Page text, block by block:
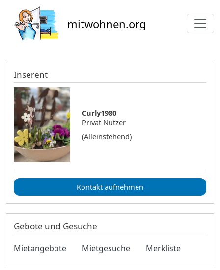
mitwohnen.org
Inserent
Curly1980
Privat Nutzer
(Alleinstehend)
Kontakt aufnehmen
Gebote und Gesuche
Mietangebote Mietgesuche Merkliste